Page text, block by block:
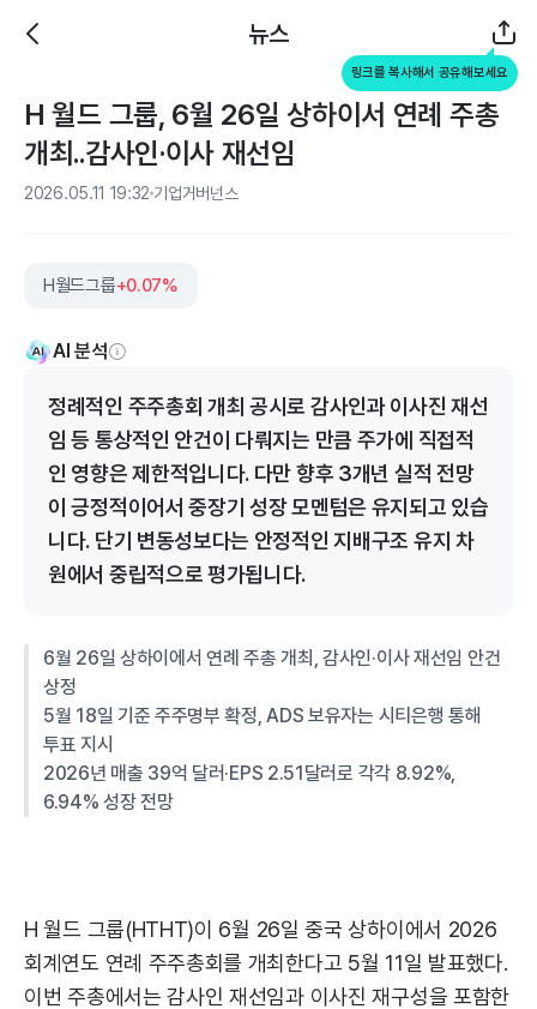
뉴스
링크를 복사해서 공유해보세요
H 월드 그룹, 6월 26일 상하이서 연례 주총
개최..감사인·이사 재선임
2026.05.11 19:32 기업거버넌스
H월드그룹+0.07%
AI 분석
정례적인 주주총회 개최 공시로 감사인과 이사진 재선
임 등 통상적인 안건이 다뤄지는 만큼 주가에 직접적
인 영향은 제한적입니다. 다만 향후 3개년 실적 전망
이 긍정적이어서 중장기 성장 모멘텀은 유지되고 있습
니다. 단기 변동성보다는 안정적인 지배구조 유지 차
원에서 중립적으로 평가됩니다.
6월 26일 상하이에서 연례 주총 개최, 감사인·이사 재선임 안건
상정
5월 18일 기준 주주명부 확정, ADS 보유자는 시티은행 통해
투표 지시
2026년 매출 39억 달러·EPS 2.51달러로 각각 8.92%,
6.94% 성장 전망
H 월드 그룹(HTHT)이 6월 26일 중국 상하이에서 2026
회계연도 연례 주주총회를 개최한다고 5월 11일 발표했다.
이번 주총에서는 감사인 재선임과 이사진 재구성을 포함한